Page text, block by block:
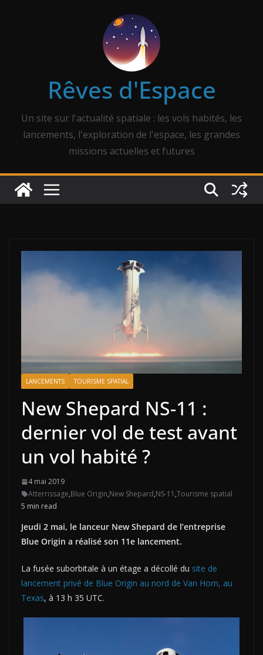
Rêves d'Espace
Un site sur l'actualité spatiale : les vols habités, les
lancements, l'exploration de l'espace, les grandes
missions actuelles et futures
LANCEMENTS TOURISME SPATIAL
New Shepard NS-11 :
dernier vol de test avant
un vol habité ?
4 mai 2019
Atterrissage,Blue Origin,New Shepard,NS-11 ,Tourisme spatial
5 min read
Jeudi 2 mai, le lanceur New Shepard de l’entreprise
Blue Origin a réalisé son 11e lancement.
La fusée suborbitale à un étage a décollé du site de
lancement privé de Blue Origin au nord de Van Horn, au
Texas, à 13 h 35 UTC.